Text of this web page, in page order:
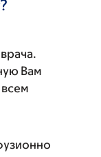
Вам